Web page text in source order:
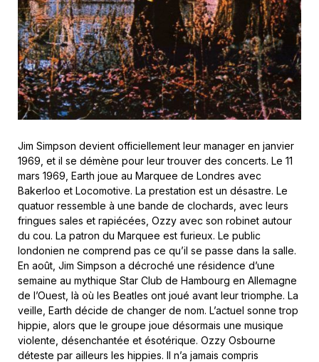
Jim Simpson devient officiellement leur manager en janvier
1969, et il se démène pour leur trouver des concerts. Le 11
mars 1969, Earth joue au Marquee de Londres avec
Bakerloo et Locomotive. La prestation est un désastre. Le
quatuor ressemble à une bande de clochards, avec leurs
fringues sales et rapiécées, Ozzy avec son robinet autour
du cou. La patron du Marquee est furieux. Le public
londonien ne comprend pas ce qu’il se passe dans la salle.
En août, Jim Simpson a décroché une résidence d’une
semaine au mythique Star Club de Hambourg en Allemagne
de l’Ouest, là où les Beatles ont joué avant leur triomphe. La
veille, Earth décide de changer de nom. L’actuel sonne trop
hippie, alors que le groupe joue désormais une musique
violente, désenchantée et ésotérique. Ozzy Osbourne
déteste par ailleurs les hippies. Il n’a jamais compris